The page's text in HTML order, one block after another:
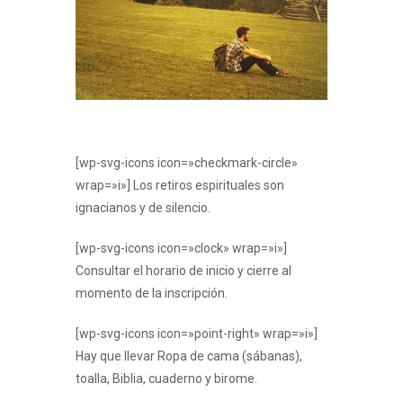
[wp-svg-icons icon=»checkmark-circle»
wrap=»i»] Los retiros espirituales son
ignacianos y de silencio.
[wp-svg-icons icon=»clock» wrap=»i»]
Consultar el horario de inicio y cierre al
momento de la inscripción.
[wp-svg-icons icon=»point-right» wrap=»i»]
Hay que llevar Ropa de cama (sábanas),
toalla, Biblia, cuaderno y birome.